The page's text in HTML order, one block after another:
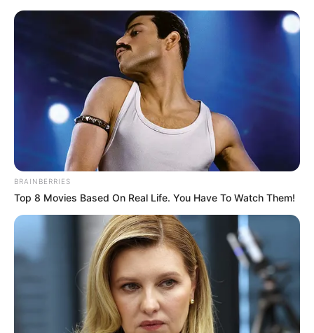
PRIX DE NOZAY PRONOSTIC
QUINTE PMU 28-12-2024
BRAINBERRIES
Top 8 Movies Based On Real Life. You Have To Watch Them!